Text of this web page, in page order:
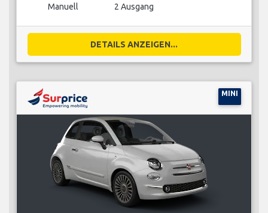
Manuell 2 Ausgang
DETAILS ANZEIGEN...
MINI